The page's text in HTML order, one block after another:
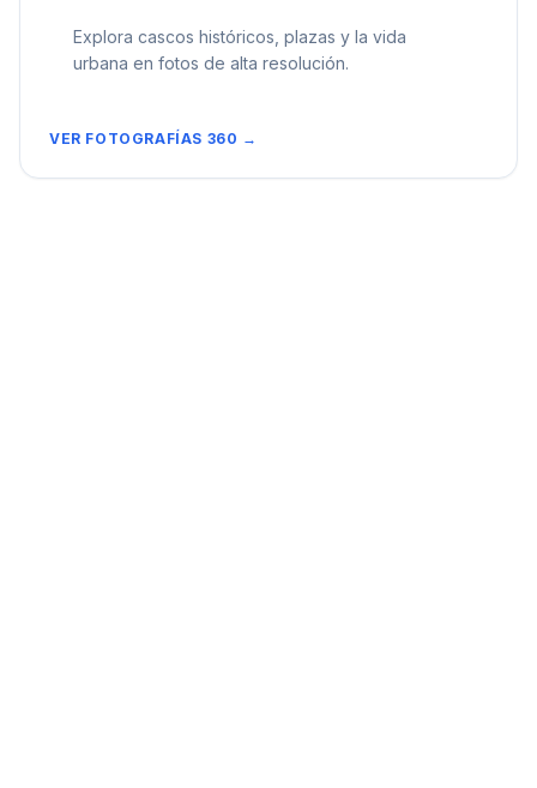
Explora cascos históricos, plazas y la vida
urbana en fotos de alta resolución.
VER FOTOGRAFÍAS 360 →